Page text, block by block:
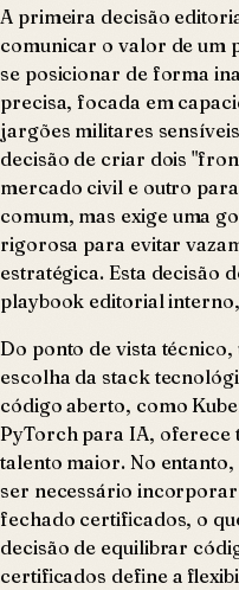
A primeira decisão
comunicar o valor de um
se posicionar de forma
precisa, focada em
jargões militares
decisão de criar dois
mercado civil e outro
comum, mas exige uma
rigorosa para evitar
estratégica. Esta decisão
playbook editorial
Do ponto de vista
escolha da stack
código aberto, como
PyTorch para IA, oferece
talento maior. No
ser necessário
fechado certificados, o
decisão de equilibrar
certificados define a